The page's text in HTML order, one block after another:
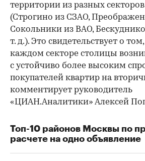
территории из разных
(Строгино из СЗАО,
Сокольники из ВАО,
т. д.). Это свидетельствует о
каждом секторе столицы
с устойчиво более высоким
покупателей квартир на
комментирует руководитель
«ЦИАН.Аналитики» Алексей
Топ-10 районов Москвы по
расчете на одно объявление